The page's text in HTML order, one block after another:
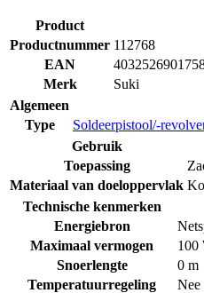
Product
Productnummer 112768
EAN
Merk
Suki
Algemeen
Type
Soldeerpistool/-
Gebruik
Toepassing
Materiaal van doeloppervlak
Technische kenmerken
Energiebron
Maximaal vermogen
100
Snoerlengte
0 m
Temperatuurregeling
Nee